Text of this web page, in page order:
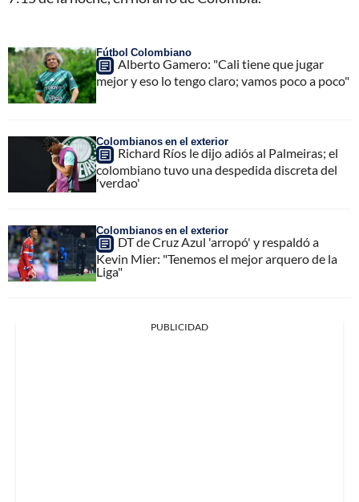
Fútbol Colombiano
Alberto Gamero: "Cali tiene que jugar
mejor y eso lo tengo claro; vamos poco a poco"
Colombianos en el exterior
Richard Ríos le dijo adiós al Palmeiras; el
colombiano tuvo una despedida discreta del
'verdao'
Colombianos en el exterior
DT de Cruz Azul 'arropó' y respaldó a
Kevin Mier: "Tenemos el mejor arquero de la
Liga"
PUBLICIDAD